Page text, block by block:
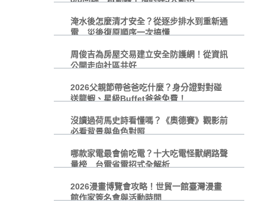
淹水後怎麼清才安全？從逐步排水到重新通
電 災後復原順序一次搞懂
周俊吉為房屋交易建立安全防護網！從資訊
公開走向社區共好
2026父親節帶爸爸吃什麼？身分證對對碰
送龍蝦、星級Buffet爸爸免費！
沒讀過荷馬史詩看懂嗎？《奧德賽》觀影前
必看背景與角色對照
哪款家電最會偷吃電？十大吃電怪獸網路聲
量榜 台電省電招式全解析
2026漫畫博覽會攻略！世貿一館臺灣漫畫
館作家簽名會與活動時間